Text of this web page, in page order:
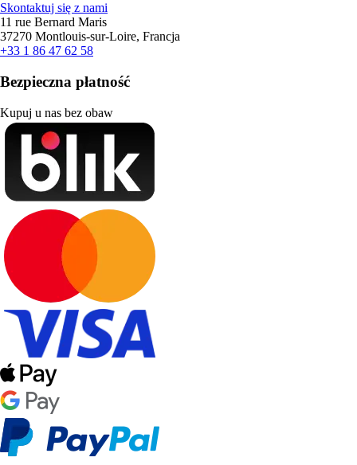
Skontaktuj się z nami
11 rue Bernard Maris
37270 Montlouis-sur-Loire, Francja
+33 1 86 47 62 58
Bezpieczna płatność
Kupuj u nas bez obaw